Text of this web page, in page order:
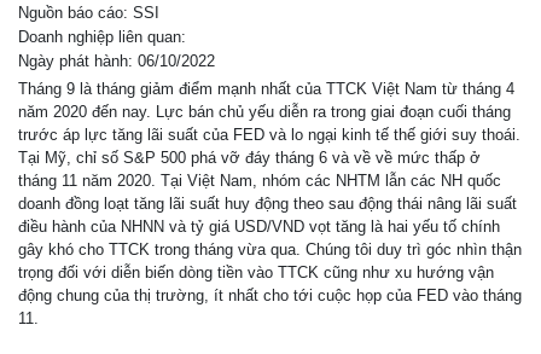
Nguồn báo cáo: SSI
Doanh nghiệp liên quan:
Ngày phát hành: 06/10/2022
Tháng 9 là tháng giảm điểm mạnh nhất của TTCK Việt Nam từ tháng 4
năm 2020 đến nay. Lực bán chủ yếu diễn ra trong giai đoạn cuối tháng
trước áp lực tăng lãi suất của FED và lo ngại kinh tế thế giới suy thoái.
Tại Mỹ, chỉ số S&P 500 phá vỡ đáy tháng 6 và về về mức thấp ở
tháng 11 năm 2020. Tại Việt Nam, nhóm các NHTM lẫn các NH quốc
doanh đồng loạt tăng lãi suất huy động theo sau động thái nâng lãi suất
điều hành của NHNN và tỷ giá USD/VND vọt tăng là hai yếu tố chính
gây khó cho TTCK trong tháng vừa qua. Chúng tôi duy trì góc nhìn thận
trọng đối với diễn biến dòng tiền vào TTCK cũng như xu hướng vận
động chung của thị trường, ít nhất cho tới cuộc họp của FED vào tháng
11.